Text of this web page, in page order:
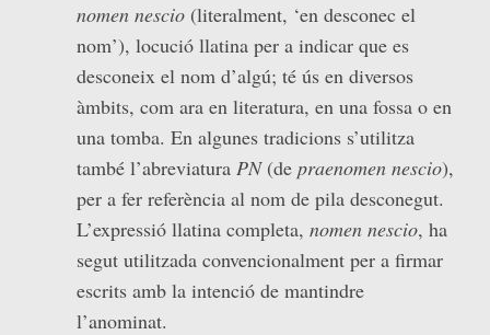
nomen nescio (literalment, ‘en desconec el
nom’), locució llatina per a indicar que es
desconeix el nom d’algú; té ús en diversos
àmbits, com ara en literatura, en una fossa o en
una tomba. En algunes tradicions s’utilitza
també l’abreviatura PN(de praenomen nescio),
per a fer referència al nom de pila desconegut.
L’expressió llatina completa, nomen nescio, ha
segut utilitzada convencionalment per a firmar
escrits amb la intenció de mantindre
l’anominat.